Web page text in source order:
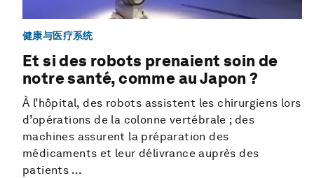
健康与医疗系统
Et si des robots prenaient soin de
notre santé, comme au Japon ?
À l’hôpital, des robots assistent les chirurgiens lors
d’opérations de la colonne vertébrale ; des
machines assurent la préparation des
médicaments et leur délivrance auprès des
patients ...